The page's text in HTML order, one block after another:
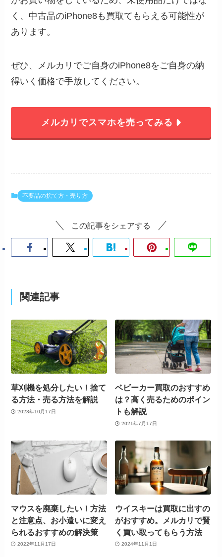
く、中古品のiPhone8も買取てもらえる可能性が
あります。
ぜひ、メルカリでご自身のiPhone8をご自身の納
得いく価格で手放してください。
メルカリでスマホを売ってみる
不要品の捨て方・売り方
この記事をシェアする
関連記事
草刈機を処分したい！捨て
る方法・売る方法を解説
2023年10月17日
ベビーカー買取のおすすめ
は？高く売るためのポイン
トも解説
2021年7月17日
マウスを廃棄したい！方法
と注意点、お小遣いに変え
られるおすすめの解決策
2022年11月17日
ウイスキーは買取に出すの
がおすすめ。メルカリで賢
く買い取ってもらう方法
2024年11月1日